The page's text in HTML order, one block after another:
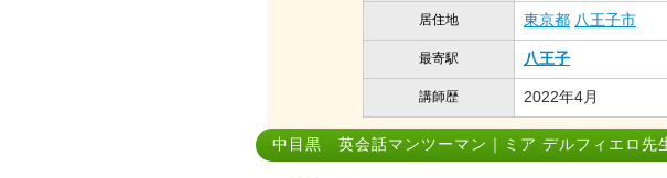
居住地 東京都 八王子市
最寄駅 八王子
講師歴 2022年4月
中目黒 英会話マンツーマン｜ミア デルフィエロ先